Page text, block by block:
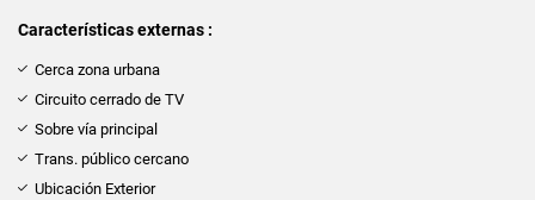
Características externas :
Cerca zona urbana
Circuito cerrado de TV
Sobre vía principal
Trans. público cercano
Ubicación Exterior